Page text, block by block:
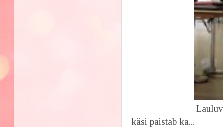
Lauluväljak, 6.
käsi paistab ka...